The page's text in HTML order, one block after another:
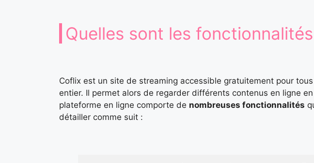
Quelles sont les
Coflix est un site de streaming accessible gratuitement pour
entier. Il permet alors de regarder différents contenus en ligne
plateforme en ligne comporte de nombreuses fonctionnalités
détailler comme suit :